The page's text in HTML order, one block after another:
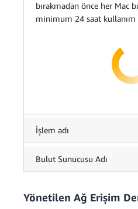
bırakmadan önce her Mac
minimum 24 saat
İşlem adı
Bulut Sunucusu Adı
Yönetilen Ağ Erişim